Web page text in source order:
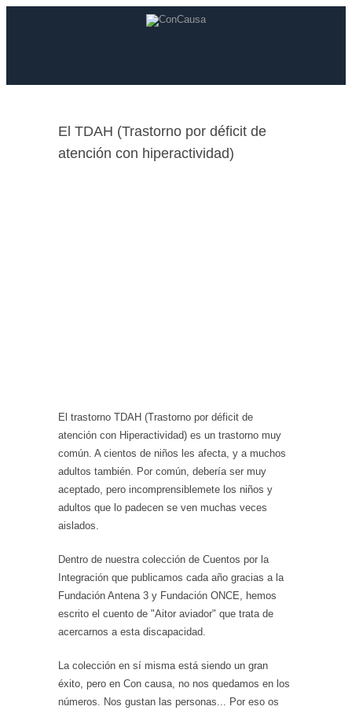
El TDAH (Trastorno por déficit de
atención con hiperactividad)
El trastorno TDAH (Trastorno por déficit de
atención con Hiperactividad) es un trastorno muy
común. A cientos de niños les afecta, y a muchos
adultos también. Por común, debería ser muy
aceptado, pero incomprensiblemete los niños y
adultos que lo padecen se ven muchas veces
aislados.
Dentro de nuestra colección de Cuentos por la
Integración que publicamos cada año gracias a la
Fundación Antena 3 y Fundación ONCE, hemos
escrito el cuento de "Aitor aviador" que trata de
acercarnos a esta discapacidad.
La colección en sí misma está siendo un gran
éxito, pero en Con causa, no nos quedamos en los
números. Nos gustan las personas... Por eso os